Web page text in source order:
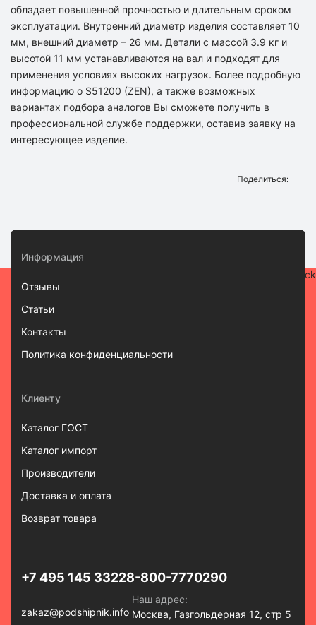
обладает повышенной прочностью и длительным сроком
эксплуатации. Внутренний диаметр изделия составляет 10
мм, внешний диаметр – 26 мм. Детали с массой 3.9 кг и
высотой 11 мм устанавливаются на вал и подходят для
применения условиях высоких нагрузок. Более подробную
информацию о S51200 (ZEN), а также возможных
вариантах подбора аналогов Вы сможете получить в
профессиональной службе поддержки, оставив заявку на
интересующее изделие.
Поделиться:
Информация
Отзывы
Статьи
Контакты
Политика конфиденциальности
Клиенту
Каталог ГОСТ
Каталог импорт
Производители
Доставка и оплата
Возврат товара
+7 495 145 33228-800-7770290
zakaz@podshipnik.info
Наш адрес:
Москва, Газгольдерная 12, стр 5